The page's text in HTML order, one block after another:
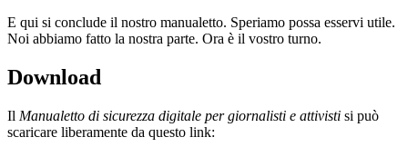
E qui si conclude il nostro manualetto. Speriamo possa esservi utile.
Noi abbiamo fatto la nostra parte. Ora è il vostro turno.
Download
Il Manualetto di sicurezza digitale per giornalisti e attivisti si può
scaricare liberamente da questo link: